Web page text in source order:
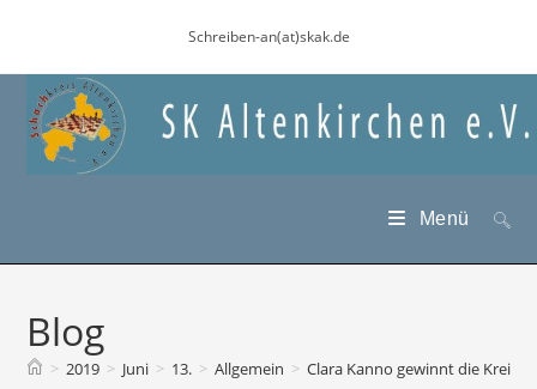
springen
Schreiben-an(at)skak.de
Menü
Blog
> 2019 > Juni > 13. > Allgemein > Clara Kanno gewinnt die Kreis-